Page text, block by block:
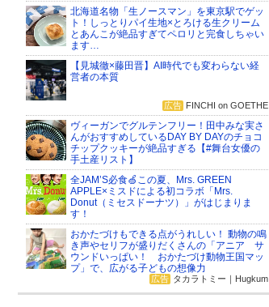
北海道名物「生ノースマン」を東京駅でゲッ
ト！しっとりパイ生地×とろける生クリーム
とあんこが絶品すぎてペロリと完食しちゃい
ます…
【見城徹×藤田晋】AI時代でも変わらない経
営者の本質
広告FINCHI on GOETHE
ヴィーガンでグルテンフリー！田中みな実さ
んがおすすめしているDAY BY DAYのチョコ
チップクッキーが絶品すぎる【#舞台女優の
手土産リスト】
全JAM’S必食🍏この夏、Mrs. GREEN
APPLE×ミスドによる初コラボ「Mrs.
Donut（ミセスドーナツ）」がはじまりま
す！
おかたづけもできる点がうれしい！ 動物の鳴
き声やセリフが盛りだくさんの「アニア サ
ウンドいっぱい！ おかたづけ動物王国マッ
プ」で、広がる子どもの想像力
広告タカラトミー｜Hugkum